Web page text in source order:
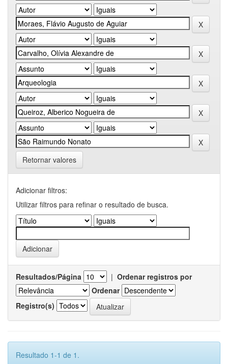
Retornar valores
Adicionar filtros:
Utilizar filtros para refinar o resultado de busca.
Resultados/Página | Ordenar registros por
Ordenar
Registro(s)
Resultado 1-1 de 1.